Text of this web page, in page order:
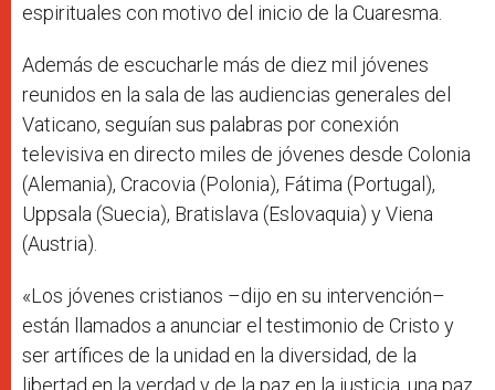
espirituales con motivo del inicio de la Cuaresma.
Además de escucharle más de diez mil jóvenes
reunidos en la sala de las audiencias generales del
Vaticano, seguían sus palabras por conexión
televisiva en directo miles de jóvenes desde Colonia
(Alemania), Cracovia (Polonia), Fátima (Portugal),
Uppsala (Suecia), Bratislava (Eslovaquia) y Viena
(Austria).
«Los jóvenes cristianos –dijo en su intervención–
están llamados a anunciar el testimonio de Cristo y
ser artífices de la unidad en la diversidad, de la
libertad en la verdad y de la paz en la justicia, una paz